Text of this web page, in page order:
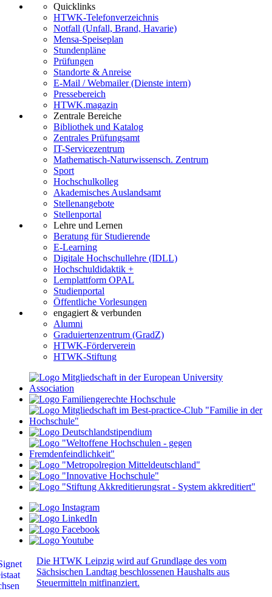
Quicklinks
HTWK-Telefonverzeichnis
Notfall (Unfall, Brand, Havarie)
Mensa-Speiseplan
Stundenpläne
Prüfungen
Standorte & Anreise
E-Mail / Webmailer (Dienste intern)
Pressebereich
HTWK.magazin
Zentrale Bereiche
Bibliothek und Katalog
Zentrales Prüfungsamt
IT-Servicezentrum
Mathematisch-Naturwissensch. Zentrum
Sport
Hochschulkolleg
Akademisches Auslandsamt
Stellenangebote
Stellenportal
Lehre und Lernen
Beratung für Studierende
E-Learning
Digitale Hochschullehre (IDLL)
Hochschuldidaktik +
Lernplattform OPAL
Studienportal
Öffentliche Vorlesungen
engagiert & verbunden
Alumni
Graduiertenzentrum (GradZ)
HTWK-Förderverein
HTWK-Stiftung
Die HTWK Leipzig wird auf Grundlage des vom
Sächsischen Landtag beschlossenen Haushalts aus
Steuermitteln mitfinanziert.